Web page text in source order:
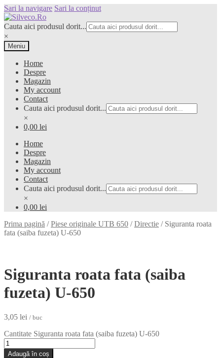
Sari la navigare Sari la conținut
Cauta aici produsul dorit...
×
Meniu
Home
Despre
Magazin
My account
Contact
Cauta aici produsul dorit...
×
0,00 lei
Home
Despre
Magazin
My account
Contact
Cauta aici produsul dorit...
×
0,00 lei
Prima pagină /Piese originale UTB 650 /Directie / Siguranta roata
fata (saiba fuzeta) U-650
Siguranta roata fata (saiba
fuzeta) U-650
3,05 lei / buc
Cantitate Siguranta roata fata (saiba fuzeta) U-650
Adaugă în coș